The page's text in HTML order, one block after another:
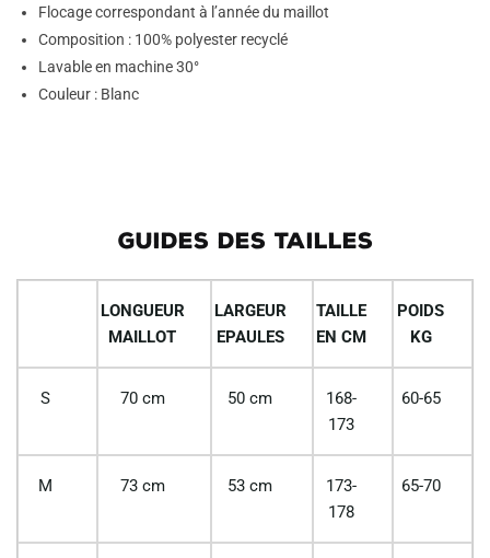
Flocage correspondant à l’année du maillot
Composition : 100% polyester recyclé
Lavable en machine 30°
Couleur : Blanc
GUIDES DES TAILLES
LONGUEUR
MAILLOT
LARGEUR
EPAULES
TAILLE
EN CM
POIDS
KG
S 70 cm 50 cm
168-
173
60-65
M 73 cm 53 cm
173-
178
65-70